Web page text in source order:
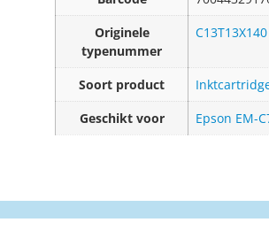
Originele
typenummer
C13T13X140
Soort product
Geschikt voor
Epson EM-